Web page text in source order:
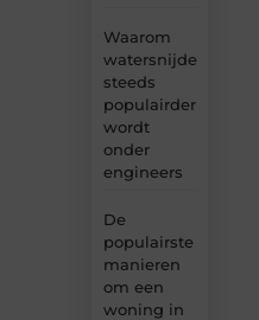
Waarom
watersnijden
steeds
populairder
wordt
onder
engineers
De
populairste
manieren
om een
woning in